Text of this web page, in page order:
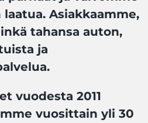
Asiakkaamme,
tahansa auton,
ja
vuodesta 2011
vuosittain yli 30